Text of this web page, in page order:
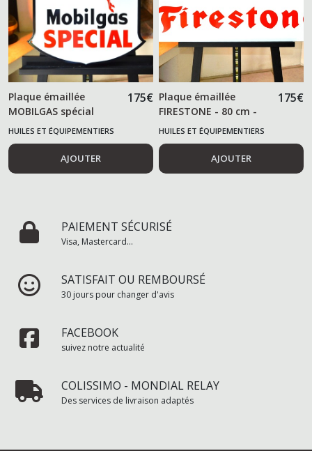
Plaque émaillée
MOBILGAS spécial
blason
175€
HUILES ET ÉQUIPEMENTIERS
AUTOMOBILES
AJOUTER
Plaque émaillée
FIRESTONE - 80 cm -
175€
HUILES ET ÉQUIPEMENTIERS
AUTOMOBILES
AJOUTER
PAIEMENT SÉCURISÉ
Visa, Mastercard...
SATISFAIT OU REMBOURSÉ
30 jours pour changer d'avis
FACEBOOK
suivez notre actualité
COLISSIMO - MONDIAL RELAY
Des services de livraison adaptés